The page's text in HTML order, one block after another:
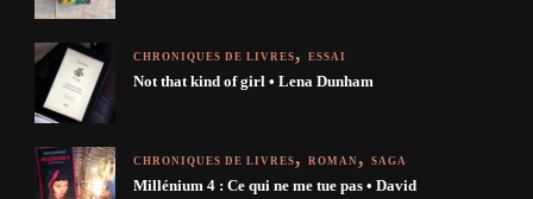
CHRONIQUES DE LIVRES ESSAI
Not that kind of girl • Lena Dunham
CHRONIQUES DE LIVRES ROMAN SAGA
Millénium 4 : Ce qui ne me tue pas • David